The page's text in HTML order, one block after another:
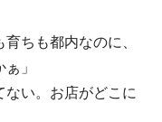
ちも都内なのに、
」
い。お店がどこに